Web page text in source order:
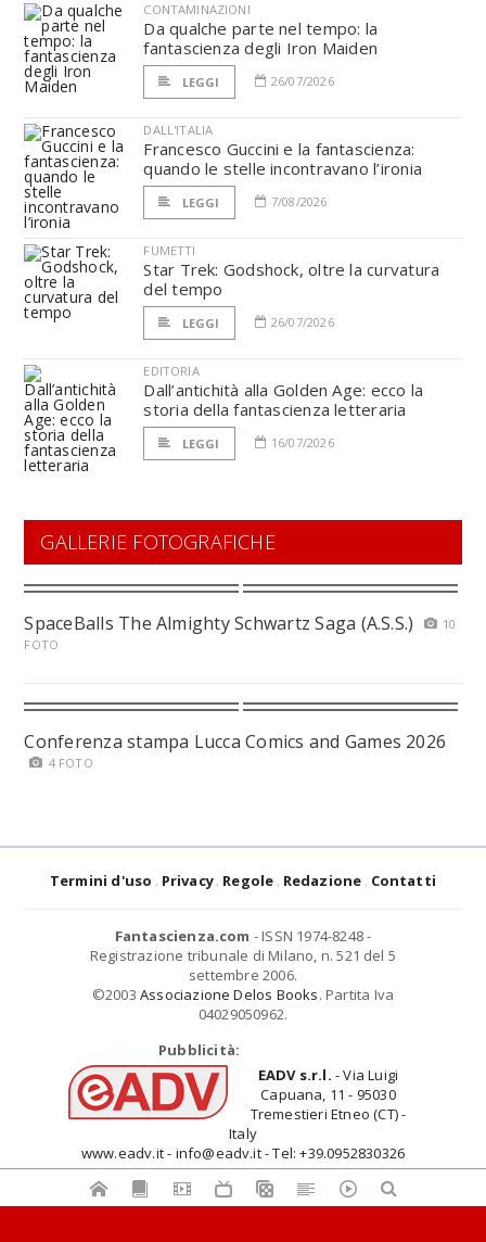
CONTAMINAZIONI
Da qualche parte nel tempo: la
fantascienza degli Iron Maiden
LEGGI 26/07/2026
DALL'ITALIA
Francesco Guccini e la fantascienza:
quando le stelle incontravano l’ironia
LEGGI 7/08/2026
FUMETTI
Star Trek: Godshock, oltre la curvatura
del tempo
LEGGI 26/07/2026
EDITORIA
Dall’antichità alla Golden Age: ecco la
storia della fantascienza letteraria
LEGGI 16/07/2026
GALLERIE FOTOGRAFICHE
SpaceBalls The Almighty Schwartz Saga (A.S.S.)
10
FOTO
Conferenza stampa Lucca Comics and Games 2026
4 FOTO
Termini d'uso Privacy Regole Redazione Contatti
Fantascienza.com - ISSN 1974-8248 -
Registrazione tribunale di Milano, n. 521 del 5
settembre 2006.
©2003 Associazione Delos Books. Partita Iva
04029050962.
Pubblicità:
EADV s.r.l. - Via Luigi
Capuana, 11 - 95030
Tremestieri Etneo (CT) -
Italy
www.eadv.it - info@eadv.it - Tel: +39.0952830326